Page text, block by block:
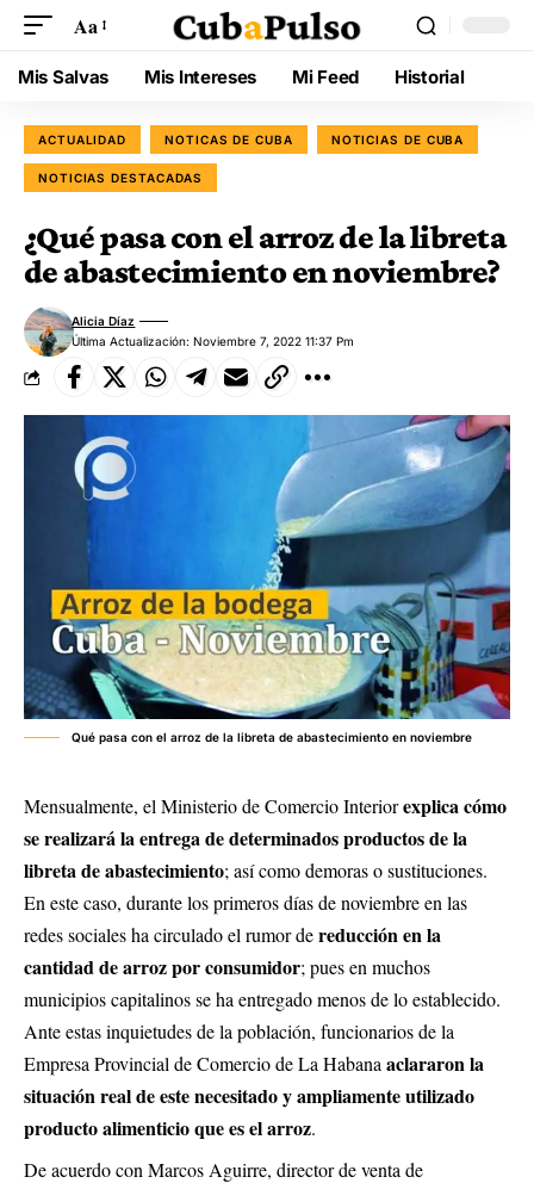
Aa
Mis Salvas Mis Intereses Mi Feed Historial
ACTUALIDAD NOTICAS DE CUBA NOTICIAS DE CUBA
NOTICIAS DESTACADAS
¿Qué pasa con el arroz de la libreta
de abastecimiento en noviembre?
Última Actualización: Noviembre 7, 2022 11:37 Pm
Alicia Díaz
Qué pasa con el arroz de la libreta de abastecimiento en noviembre
Mensualmente, el Ministerio de Comercio Interiorexplicacómo
se realizará la entrega de determinados productosde la
libreta de abastecimiento; así como demoras o sustituciones.
En este caso, durante los primeros días de noviembre en las
redes sociales ha circulado el rumor dereducción en la
cantidad de arroz por consumidor; pues en muchos
municipios capitalinos se ha entregado menos de lo establecido.
Ante estas inquietudes de la población, funcionarios de la
Empresa Provincial de Comercio de La Habana aclararon la
situación real de este necesitado y ampliamente utilizado
producto alimenticio que es el arroz.
De acuerdo con Marcos Aguirre, director de venta de